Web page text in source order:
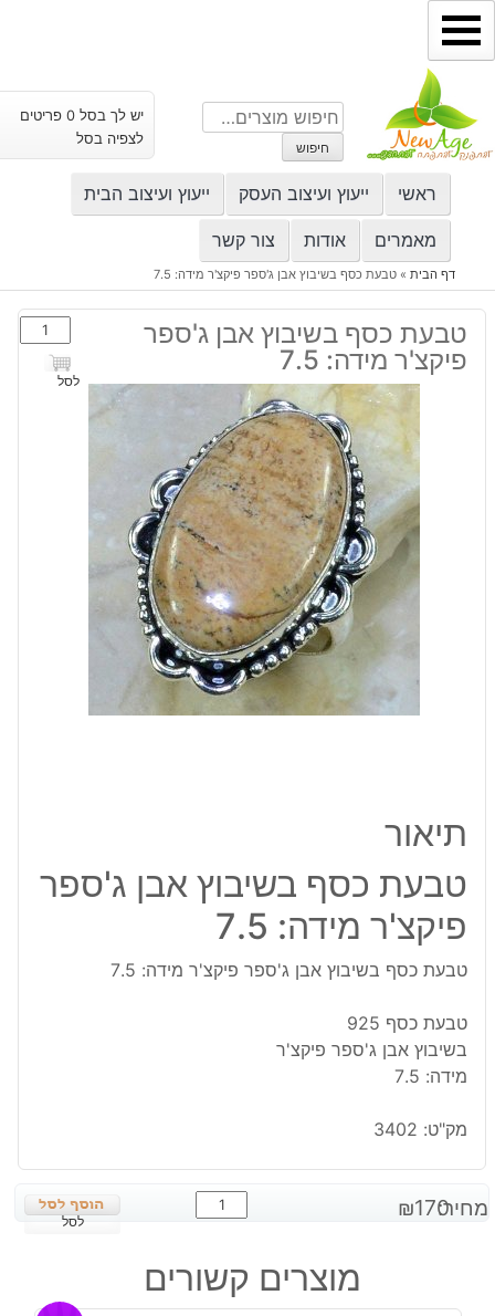
דילוג
לתוכן
חיפוש
עבור:
חיפוש
יש לך בסל 0 פריטים
לצפיה בסל
ראשי ייעוץ ועיצוב העסק ייעוץ ועיצוב הבית
מאמרים אודות צור קשר
דף הבית» טבעת כסף בשיבוץ אבן ג'ספר פיקצ'ר מידה: 7.5
טבעת כסף בשיבוץ אבן ג'ספר
פיקצ'ר מידה: 7.5
כמות
של
טבעת
לסל
תיאור
טבעת כסף בשיבוץ אבן ג'ספר
פיקצ'ר מידה: 7.5
טבעת כסף בשיבוץ אבן ג'ספר פיקצ'ר מידה: 7.5
טבעת כסף 925
בשיבוץ אבן ג'ספר פיקצ'ר
מידה: 7.5
מק"ט: 3402
מחיר: ₪170
כמות
של
כסף
בשיבוץ
לסל
מוצרים קשורים